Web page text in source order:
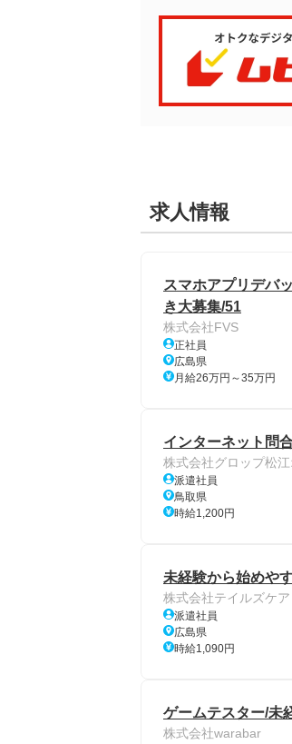
求人情報
スマホアプリデバ
き大募集/51
株式会社FVS
正社員
広島県
月給26万円～35万円
インターネット問
株式会社グロップ松江
派遣社員
鳥取県
時給1,200円
未経験から始めや
株式会社テイルズケア
派遣社員
広島県
時給1,090円
ゲームテスター/未
株式会社warabar